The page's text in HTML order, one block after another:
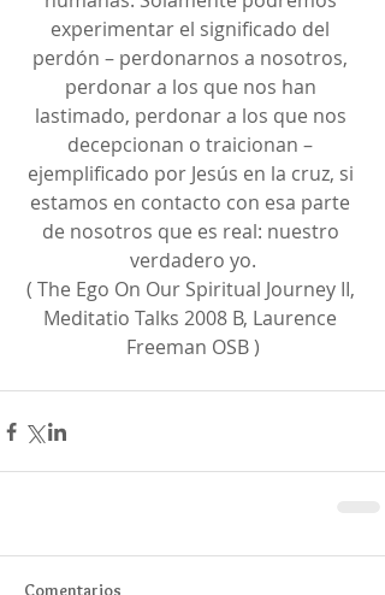
experimentar el significado del
perdón – perdonarnos a nosotros,
perdonar a los que nos han
lastimado, perdonar a los que nos
decepcionan o traicionan –
ejemplificado por Jesús en la cruz, si
estamos en contacto con esa parte
de nosotros que es real: nuestro
verdadero yo.
( The Ego On Our Spiritual Journey II,
Meditatio Talks 2008 B, Laurence
Freeman OSB )